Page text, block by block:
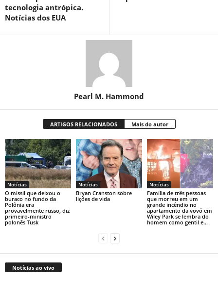
tecnologia antrópica.
Notícias dos EUA
Pearl M. Hammond
ARTIGOS RELACIONADOS Mais do autor
Notícias
O míssil que deixou o
buraco no fundo da
Polônia era
provavelmente russo, diz
primeiro-ministro
polonês Tusk
Notícias
Bryan Cranston sobre
lições de vida
Notícias
Família de três pessoas
que morreu em um
grande incêndio no
apartamento da vovó em
Wiley Park se lembra do
homem como gentil e...
Notícias ao vivo